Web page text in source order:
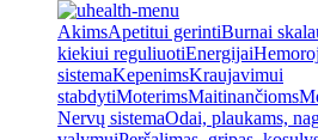
AkimsApetitui gerintiBurnai
kiekiui reguliuotiEnergijai
sistemaKepenimsKraujavimui
stabdytiMoterimsMaitinančioms
Nervų sistemaOdai, plaukams,